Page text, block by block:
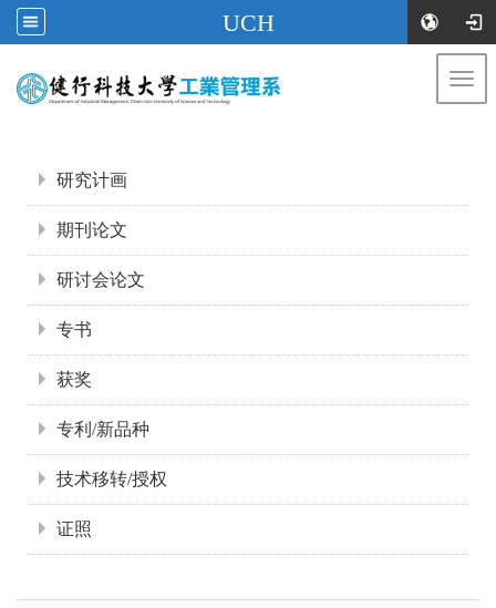
UCH
研究计画
期刊论文
研讨会论文
专书
获奖
专利/新品种
技术移转/授权
证照